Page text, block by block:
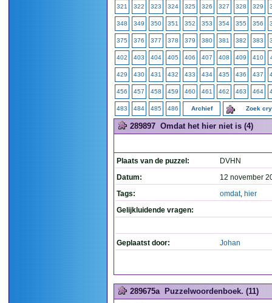
321 322 323 324 325 326 327 328 329
348 349 350 351 352 353 354 355 356
375 376 377 378 379 380 381 382 383
402 403 404 405 406 407 408 409 410
429 430 431 432 433 434 435 436 437
456 457 458 459 460 461 462 463 464
483 484 485 486 Archief Zoek
289897 Omdat het hier niet is (4)
Plaats van de puzzel:
DVHN
Datum:
12 november
Tags:
omdat, hier
Gelijkluidende vragen:
Geplaatst door: Johan
289675a Puzzelwoordenboek. (11)